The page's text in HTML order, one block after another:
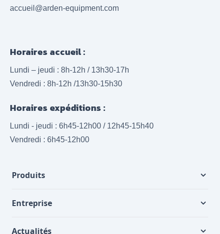
accueil@arden-equipment.com
Horaires accueil :
Lundi – jeudi : 8h-12h / 13h30-17h
Vendredi : 8h-12h /13h30-15h30
Horaires expéditions :
Lundi - jeudi : 6h45-12h00 / 12h45-15h40
Vendredi : 6h45-12h00
Produits
Entreprise
Actualités